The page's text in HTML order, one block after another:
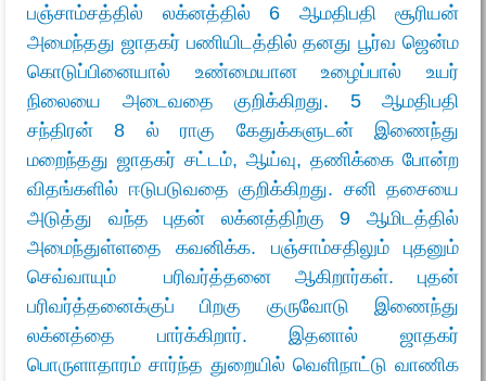
பஞ்சாம்சத்தில் லக்னத்தில் 6 ஆமதிபதி சூரியன்
அமைந்தது ஜாதகர் பணியிடத்தில் தனது பூர்வ ஜென்ம
கொடுப்பினையால் உண்மையான உழைப்பால் உயர்
நிலையை அடைவதை குறிக்கிறது. 5 ஆமதிபதி
சந்திரன் 8 ல் ராகு கேதுக்களுடன் இணைந்து
மறைந்தது ஜாதகர் சட்டம், ஆய்வு, தணிக்கை போன்ற
விதங்களில் ஈடுபடுவதை குறிக்கிறது. சனி தசையை
அடுத்து வந்த புதன் லக்னத்திற்கு 9 ஆமிடத்தில்
அமைந்துள்ளதை கவனிக்க. பஞ்சாம்சதிலும் புதனும்
செவ்வாயும் பரிவர்த்தனை ஆகிறார்கள். புதன்
பரிவர்த்தனைக்குப் பிறகு குருவோடு இணைந்து
லக்னத்தை பார்க்கிறார். இதனால் ஜாதகர்
பொருளாதாரம் சார்ந்த துறையில் வெளிநாட்டு வாணிக